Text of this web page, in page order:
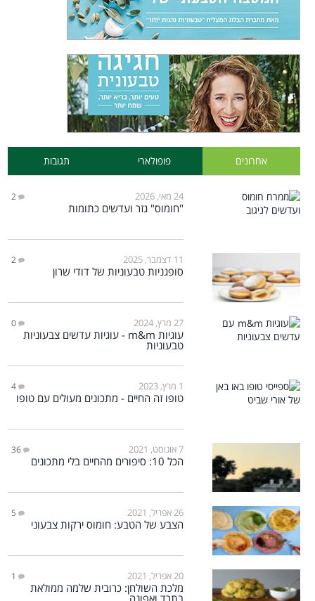
אחרונים פופולארי תגובות
24 מאי, 2026 2
"חומוס" גזר ועדשים כתומות
11 דצמבר, 2025 2
סופגניות טבעוניות של דודי שרון
27 מרץ, 2024 0
עוגיות m&m - עוגיות עדשים צבעוניות
טבעוניות
1 מרץ, 2023 4
טופו זה החיים - מתכונים מעולים עם טופו
7 אוגוסט, 2021 36
הכל 10: סיפורים מהחיים בלי מתכונים
26 אפריל, 2021 5
הצבע של הטבע: חומוס ירקות צבעוני
20 אפריל, 2021 1
מלכת השולחן: כרובית שלמה ממולאת
בתרד ואפונה